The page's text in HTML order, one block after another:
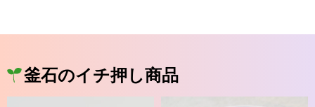
釜石のイチ押し商品